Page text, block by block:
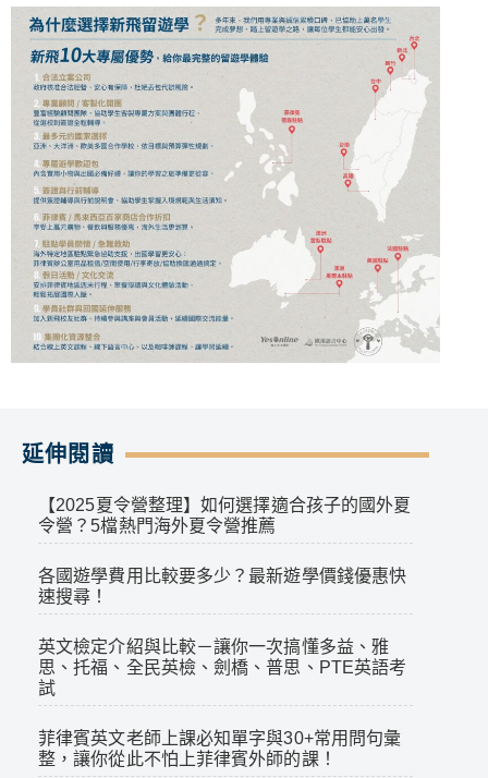
延伸閱讀
【2025夏令營整理】如何選擇適合孩子的國外夏
令營？5檔熱門海外夏令營推薦
各國遊學費用比較要多少？最新遊學價錢優惠快
速搜尋！
英文檢定介紹與比較－讓你一次搞懂多益、雅
思、托福、全民英檢、劍橋、普思、PTE英語考
試
菲律賓英文老師上課必知單字與30+常用問句彙
整，讓你從此不怕上菲律賓外師的課！